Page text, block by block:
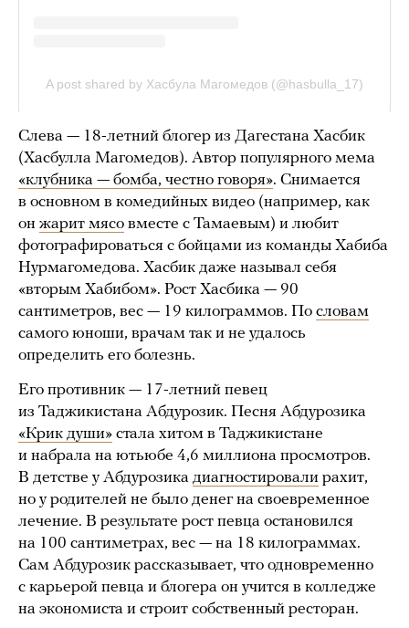
Cлева — 18-летний блогер из Дагестана Хасбик
(Хасбулла Магомедов). Автор популярного мема
«клубника — бомба, честно говоря». Снимается
в основном в комедийных видео (например, как
он жарит мясо вместе с Тамаевым) и любит
фотографироваться с бойцами из команды Хабиба
Нурмагомедова. Хасбик даже называл себя
«вторым Хабибом». Рост Хасбика — 90
сантиметров, вес — 19 килограммов. По словам
самого юноши, врачам так и не удалось
определить его болезнь.
Его противник — 17-летний певец
из Таджикистана Абдурозик. Песня Абдурозика
«Крик души» стала хитом в Таджикистане
и набрала на ютьюбе 4,6 миллиона просмотров.
В детстве у Абдурозика диагностировали рахит,
но у родителей не было денег на своевременное
лечение. В результате рост певца остановился
на 100 сантиметрах, вес — на 18 килограммах.
Сам Абдурозик рассказывает, что одновременно
с карьерой певца и блогера он учится в колледже
на экономиста и строит собственный ресторан.